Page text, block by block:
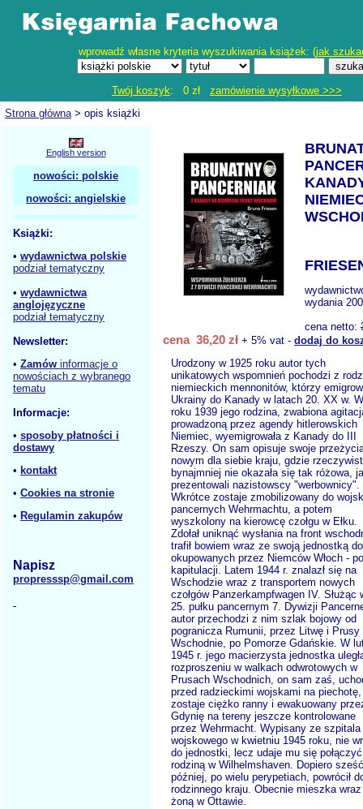
wprowadź własne kryteria wyszukiwania książek: (jak
Twój koszyk: 0 zł zamówienie wysyłkowe >>>
Strona główna> opis książki
English version
nowości: polskie
nowości: angielskie
Książki:
• wydawnictwa polskie
podział tematyczny
• wydawnictwa
anglojęzyczne
podział tematyczny
Newsletter:
• Zamów informacje o
nowościach z wybranego
tematu
Informacje:
• sposoby płatności i
dostawy
• kontakt
• Cookies na stronie
• Regulamin zakupów
Napisz
propresssp@gmail.com
wydania
cena netto:
cena 36,20 zł + 5% vat - dodaj do
Urodzony w 1925 roku autor tych
unikatowych wspomnień pochodzi z
niemieckich mennonitów, którzy
Ukrainy do Kanady w latach 20. XX w. W
roku 1939 jego rodzina, zwabiona
prowadzoną przez agendy hitlerowskich
Niemiec, wyemigrowała z Kanady do III
Rzeszy. On sam opisuje swoje
nowym dla siebie kraju, gdzie
bynajmniej nie okazała się tak różowa,
prezentowali nazistowscy "werbownicy".
Wkrótce zostaje zmobilizowany do wojsk
pancernych Wehrmachtu, a potem
wyszkolony na kierowcę czołgu w Ełku.
Zdołał uniknąć wysłania na front
trafił bowiem wraz ze swoją jednostką do
okupowanych przez Niemców Włoch -
kapitulacji. Latem 1944 r. znalazł się na
Wschodzie wraz z transportem nowych
czołgów Panzerkampfwagen IV. Służąc
25. pułku pancernym 7. Dywizji
autor przechodzi z nim szlak bojowy od
pogranicza Rumunii, przez Litwę i Prusy
Wschodnie, po Pomorze Gdańskie. W
1945 r. jego macierzysta jednostka
rozproszeniu w walkach odwrotowych w
Prusach Wschodnich, on sam zaś,
przed radzieckimi wojskami na piechotę,
zostaje ciężko ranny i ewakuowany
Gdynię na tereny jeszcze kontrolowane
przez Wehrmacht. Wypisany ze szpitala
wojskowego w kwietniu 1945 roku, nie
do jednostki, lecz udaje mu się
rodziną w Wilhelmshaven. Dopiero
później, po wielu perypetiach, powrócił
rodzinnego kraju. Obecnie mieszka
żoną w Ottawie.